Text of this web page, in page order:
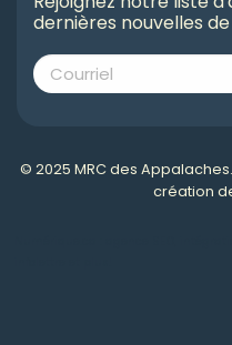
dernières nouvelles
© 2025 MRC des
création